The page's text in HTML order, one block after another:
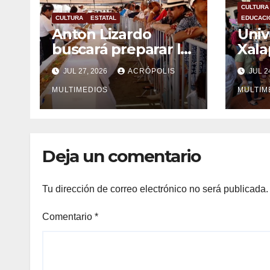
CULTURA ESTATAL
Anton Lizardo
buscará preparar la
minilla más grande
del mundo
JUL 27, 2026 ACRÓPOLIS
MULTIMEDIOS
CULTURA
laJUL
Deja un comentario
Tu dirección de correo electrónico no será publicada.
Comentario *